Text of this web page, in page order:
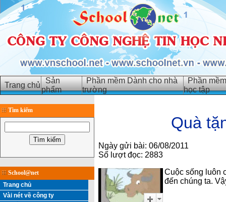
Trang chủ
Sản
phẩm
Phần mềm Dành cho nhà
trường
Phần
học tập
Tìm kiếm
School@net
Trang chủ
Vài nét về công ty
Quà
Ngày gửi bài: 06/08/2011
Số lượt đọc: 2883
Cuộc sống luôn
đến chúng ta.